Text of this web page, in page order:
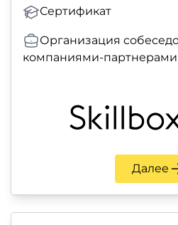
Сертификат
Организация
компаниями-партнерами
Далее